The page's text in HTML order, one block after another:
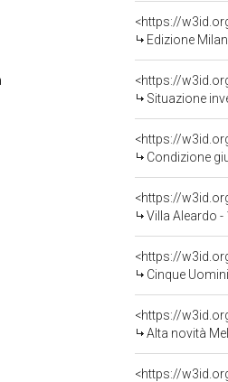
<https://
Edizione
<https://
Situazione
<https://
Condizione
<https://
Villa Aleardo
<https://
Cinque
<https://
Alta novità
<https://